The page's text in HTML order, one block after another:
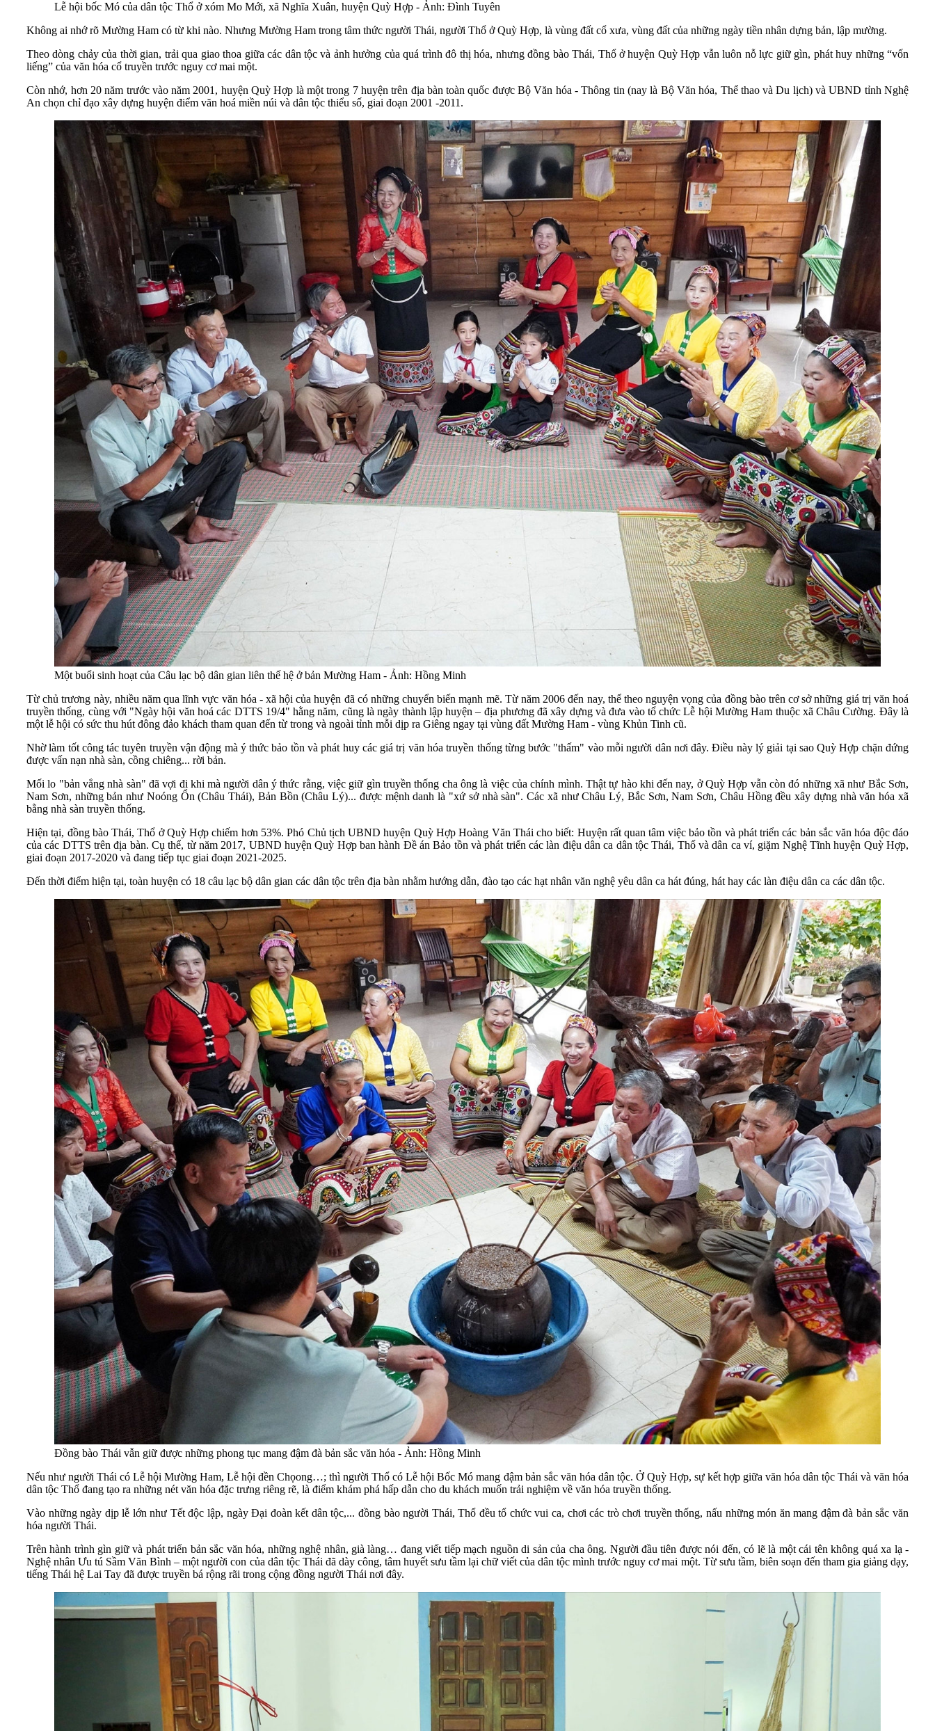
Lễ hội bốc Mó của dân tộc Thổ ở xóm Mo Mới, xã Nghĩa Xuân, huyện Quỳ Hợp - Ảnh: Đình Tuyên
Không ai nhớ rõ Mường Ham có từ khi nào. Nhưng Mường Ham trong tâm thức người Thái, người Thổ ở Quỳ Hợp, là vùng đất cổ xưa, vùng đất của những ngày tiền nhân dựng bản, lập mường.
Theo dòng chảy của thời gian, trải qua giao thoa giữa các dân tộc và ảnh hưởng của quá trình đô thị hóa, nhưng đồng bào Thái, Thổ ở huyện Quỳ Hợp vẫn luôn nỗ lực giữ gìn, phát huy những “vốn
liếng” của văn hóa cổ truyền trước nguy cơ mai một.
Còn nhớ, hơn 20 năm trước vào năm 2001, huyện Quỳ Hợp là một trong 7 huyện trên địa bàn toàn quốc được Bộ Văn hóa - Thông tin (nay là Bộ Văn hóa, Thể thao và Du lịch) và UBND tỉnh Nghệ
An chọn chỉ đạo xây dựng huyện điểm văn hoá miền núi và dân tộc thiểu số, giai đoạn 2001 -2011.
Một buổi sinh hoạt của Câu lạc bộ dân gian liên thế hệ ở bản Mường Ham - Ảnh: Hồng Minh
Từ chủ trương này, nhiều năm qua lĩnh vực văn hóa - xã hội của huyện đã có những chuyển biến mạnh mẽ. Từ năm 2006 đến nay, thể theo nguyện vọng của đồng bào trên cơ sở những giá trị văn hoá
truyền thống, cùng với "Ngày hội văn hoá các DTTS 19/4" hằng năm, cũng là ngày thành lập huyện – địa phương đã xây dựng và đưa vào tổ chức Lễ hội Mường Ham thuộc xã Châu Cường. Đây là
một lễ hội có sức thu hút đông đảo khách tham quan đến từ trong và ngoài tỉnh mỗi dịp ra Giêng ngay tại vùng đất Mường Ham - vùng Khủn Tinh cũ.
Nhờ làm tốt công tác tuyên truyền vận động mà ý thức bảo tồn và phát huy các giá trị văn hóa truyền thống từng bước "thấm" vào mỗi người dân nơi đây. Ðiều này lý giải tại sao Quỳ Hợp chặn đứng
được vấn nạn nhà sàn, cồng chiêng... rời bản.
Mối lo "bản vắng nhà sàn" đã vợi đi khi mà người dân ý thức rằng, việc giữ gìn truyền thống cha ông là việc của chính mình. Thật tự hào khi đến nay, ở Quỳ Hợp vẫn còn đó những xã như Bắc Sơn,
Nam Sơn, những bản như Noóng Ổn (Châu Thái), Bản Bồn (Châu Lý)... được mệnh danh là "xứ sở nhà sàn". Các xã như Châu Lý, Bắc Sơn, Nam Sơn, Châu Hồng đều xây dựng nhà văn hóa xã
bằng nhà sàn truyền thống.
Hiện tại, đồng bào Thái, Thổ ở Quỳ Hợp chiếm hơn 53%. Phó Chủ tịch UBND huyện Quỳ Hợp Hoàng Văn Thái cho biết: Huyện rất quan tâm việc bảo tồn và phát triển các bản sắc văn hóa độc đáo
của các DTTS trên địa bàn. Cụ thể, từ năm 2017, UBND huyện Quỳ Hợp ban hành Đề án Bảo tồn và phát triển các làn điệu dân ca dân tộc Thái, Thổ và dân ca ví, giặm Nghệ Tĩnh huyện Quỳ Hợp,
giai đoạn 2017-2020 và đang tiếp tục giai đoạn 2021-2025.
Đến thời điểm hiện tại, toàn huyện có 18 câu lạc bộ dân gian các dân tộc trên địa bàn nhằm hướng dẫn, đào tạo các hạt nhân văn nghệ yêu dân ca hát đúng, hát hay các làn điệu dân ca các dân tộc.
Đồng bào Thái vẫn giữ được những phong tục mang đậm đà bản sắc văn hóa - Ảnh: Hồng Minh
Nếu như người Thái có Lễ hội Mường Ham, Lễ hội đền Chọong…; thì người Thổ có Lễ hội Bốc Mó mang đậm bản sắc văn hóa dân tộc. Ở Quỳ Hợp, sự kết hợp giữa văn hóa dân tộc Thái và văn hóa
dân tộc Thổ đang tạo ra những nét văn hóa đặc trưng riêng rẽ, là điểm khám phá hấp dẫn cho du khách muốn trải nghiệm về văn hóa truyền thống.
Vào những ngày dịp lễ lớn như Tết độc lập, ngày Đại đoàn kết dân tộc,... đồng bào người Thái, Thổ đều tổ chức vui ca, chơi các trò chơi truyền thống, nấu những món ăn mang đậm đà bản sắc văn
hóa người Thái.
Trên hành trình gìn giữ và phát triển bản sắc văn hóa, những nghệ nhân, già làng… đang viết tiếp mạch nguồn di sản của cha ông. Người đầu tiên được nói đến, có lẽ là một cái tên không quá xa lạ -
Nghệ nhân Ưu tú Sầm Văn Bình – một người con của dân tộc Thái đã dày công, tâm huyết sưu tầm lại chữ viết của dân tộc mình trước nguy cơ mai một. Từ sưu tầm, biên soạn đến tham gia giảng dạy,
tiếng Thái hệ Lai Tay đã được truyền bá rộng rãi trong cộng đồng người Thái nơi đây.